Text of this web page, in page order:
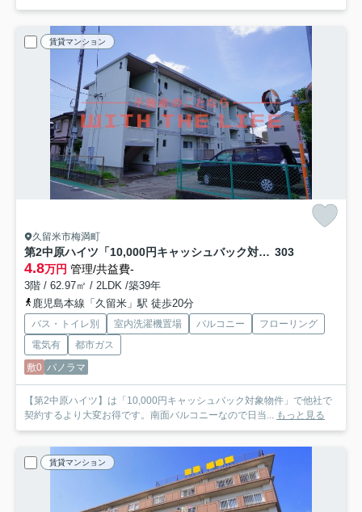
賃貸マンション
久留米市梅満町
第2中原ハイツ「10,000円キャッシュバック対象物件」 303
4.8万円 管理/共益費-
3階 / 62.97㎡ / 2LDK /築39年
鹿児島本線「久留米」駅 徒歩20分
バス・トイレ別 室内洗濯機置場 バルコニー
フローリング
電気有
都市ガス
敷0 パノラマ
【第2中原ハイツ】は「10,000円キャッシュバック対象物件」で他社で
契約するより大変お得です。南面バルコニーなので日当... もっと見る
賃貸マンション